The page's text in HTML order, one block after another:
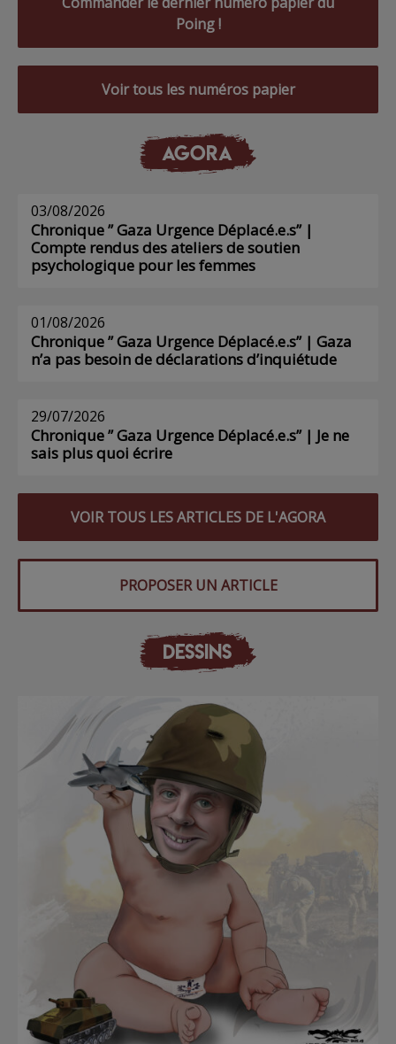
Poing !
Voir tous les numéros papier
AGORA
03/08/2026
Chronique ” Gaza Urgence Déplacé.e.s” |
Compte rendus des ateliers de soutien
psychologique pour les femmes
01/08/2026
Chronique ” Gaza Urgence Déplacé.e.s” | Gaza
n’a pas besoin de déclarations d’inquiétude
29/07/2026
Chronique ” Gaza Urgence Déplacé.e.s” | Je ne
sais plus quoi écrire
VOIR TOUS LES ARTICLES DE L'AGORA
PROPOSER UN ARTICLE
DESSINS